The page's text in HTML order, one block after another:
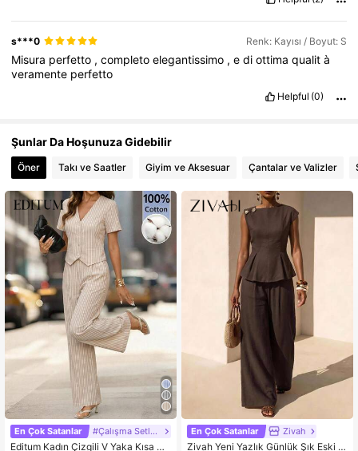
s***0 Renk: Kayısı / Boyut: S
Misura perfetto ,completoelegantissimo ,ediottimaqualità
veramente perfetto
Helpful (0)
Şunlar Da Hoşunuza Gidebilir
Öner Takı ve Saatler Giyim ve Aksesuar Çantalar ve Valizler
En Çok Satanlar #Çalışma Setleri
Editum Kadın Çizgili V Yaka Kısa Ko
En Çok Satanlar Zivah
Zivah Yeni Yazlık Günlük Şık Eski Z